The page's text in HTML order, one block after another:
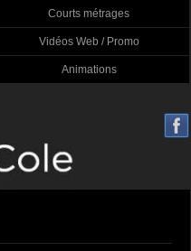
Courts métrages
Vidéos Web / Promo
Animations